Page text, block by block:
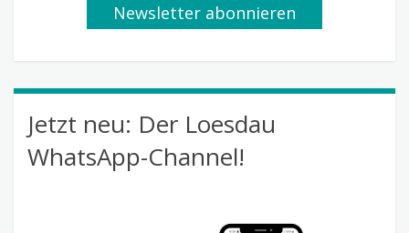
Newsletter abonnieren
Jetzt neu: Der Loesdau
WhatsApp-Channel!